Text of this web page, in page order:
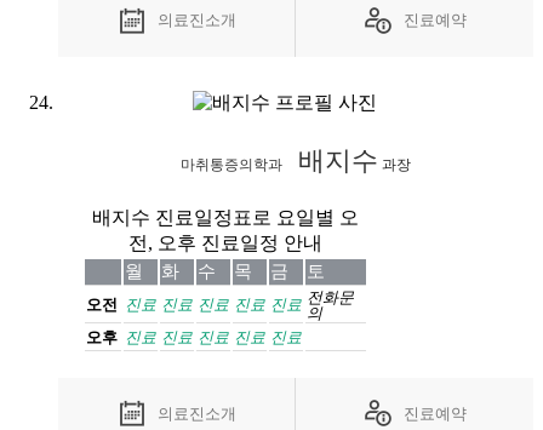
의료진소개 진료예약
마취통증의학과 배지수 과장
의료진소개 진료예약
배지수 진료일정표로 요일별 오
전, 오후 진료일정 안내
월 화 수 목 금 토
오전 진료 진료 진료 진료 진료 전화문
의
오후 진료 진료 진료 진료 진료